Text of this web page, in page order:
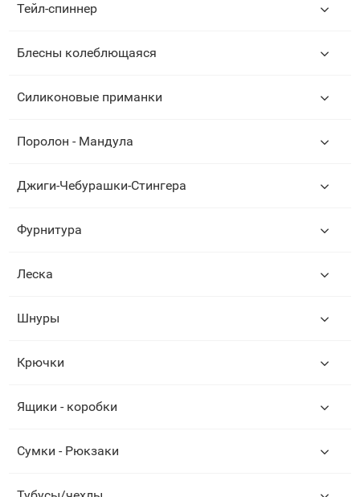
Тейл-спиннер
Блесны колеблющаяся
Силиконовые приманки
Поролон - Мандула
Джиги-Чебурашки-Стингера
Фурнитура
Леска
Шнуры
Крючки
Ящики - коробки
Сумки - Рюкзаки